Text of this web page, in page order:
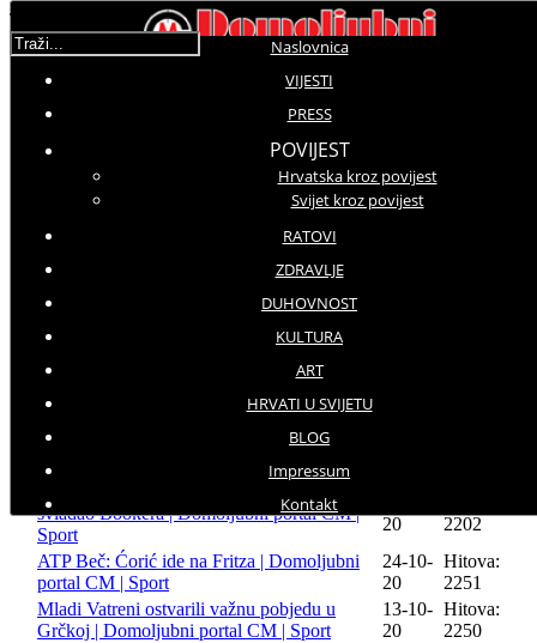
Naslovnica
VIJESTI
PRESS
POVIJEST
Hrvatska kroz povijest
Svijet kroz povijest
RATOVI
ZDRAVLJE
DUHOVNOST
KULTURA
ART
HRVATI U SVIJETU
BLOG
Impressum
Kontakt
Traži...
Sport
Prikaz #
Datum
Domoljubni portal CM | Sport
Hrvatske seniorke Kristina Beroš i Doris
Pole osvojile su srebrne medalje |
EP Judo: Odličan dan za Karlu Prodan i
velika medalja | Domoljubni portal CM |
Europsko srebro za Karlu Prodan |
Domoljubni portal CM | Sport
svladao Bookera | Domoljubni portal CM |
Sport
20
2202
ATP Beč: Ćorić ide na Fritza | Domoljubni
portal CM | Sport
24-10-
20
Hitova:
2251
Mladi Vatreni ostvarili važnu pobjedu u
Grčkoj | Domoljubni portal CM | Sport
13-10-
20
Hitova:
2250